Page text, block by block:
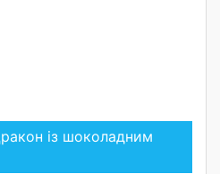
із шоколадним